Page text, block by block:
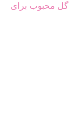
راهنمای انتخاب گل عروس؛ معرفی 11 گل محبوب برای